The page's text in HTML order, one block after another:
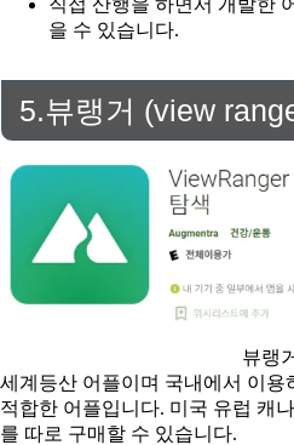
직접 산행을 하면서 개발한
을 수 있습니다.
5.뷰랭거 (view
뷰랭
세계등산 어플이며 국내에서 이용
적합한 어플입니다. 미국 유럽 캐
를 따로 구매할 수 있습니다.